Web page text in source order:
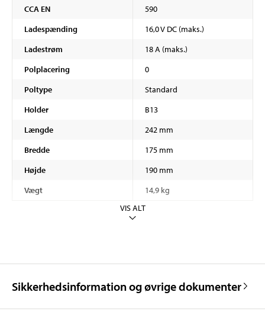
CCA EN
590
Ladespænding
16,0 V DC (maks.)
Ladestrøm
18 A (maks.)
Polplacering
0
Poltype
Standard
Holder
B13
Længde
242 mm
Bredde
175 mm
Højde
190 mm
Vægt
14,9 kg
VIS ALT
Sikkerhedsinformation og øvrige dokumenter